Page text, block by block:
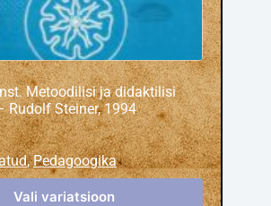
Metoodilisi ja didaktilisi
Rudolf Steiner, 1994
,Pedagoogika
Vali variatsioon